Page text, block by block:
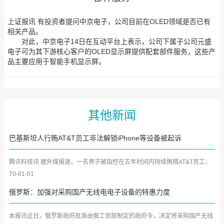
上证报讯 有投资者提问中京电子，公司目前在OLED领域是否已有
相关产品。
对此，中京电子14日在互动平台上表示，公司下属子公司元盛
电子可为其下游核心客户的OLED显示屏提供配套部件服务，这些产
品主要应用于智能手机显示屏。
其他新闻
巴基斯坦人行贿AT&T员工非法解锁iPhone等设备被起诉
腾讯科技讯 据外媒报道，一名男子被指控在五年时间内持续贿赂AT&T员工，
让他们非法解锁大量iPhon...
70-01-01
俄罗斯：加强对采购国产无线电电子设备的特惠力度
本报讯近日，俄罗斯政府批准由俄工贸部制定的政府令，决定将采购国产无线